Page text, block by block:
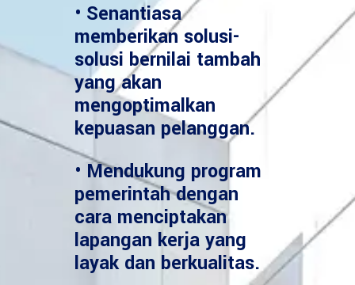
• Senantiasa
memberikan solusi-
solusi bernilai tambah
yang akan
mengoptimalkan
kepuasan pelanggan.
• Mendukung program
pemerintah dengan
cara menciptakan
lapangan kerja yang
layak dan berkualitas.